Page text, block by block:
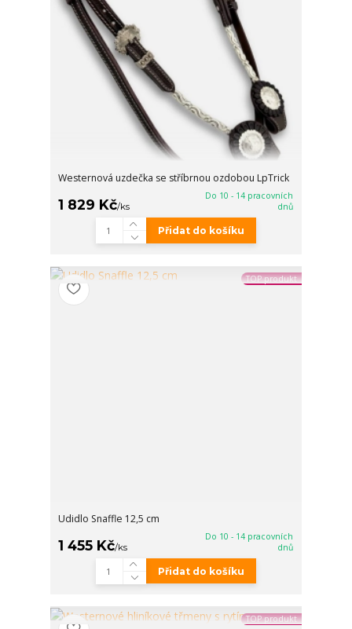
Westernová uzdečka se stříbrnou ozdobou LpTrick
1 829 Kč/ks
Do 10 - 14 pracovních
dnů
Přidat do košíku
TOP produkt
Udidlo Snaffle 12,5 cm
1 455 Kč/ks
Do 10 - 14 pracovních
dnů
Přidat do košíku
TOP produkt